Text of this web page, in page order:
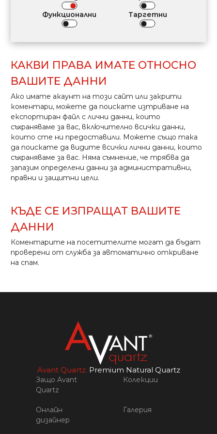
може да бъде променено. Администраторите на
уебсайтове също имат възможността да
КАКВИ ПРАВА ИМАТЕ ОТНОСНО
ВАШИТЕ ДАННИ
Ако имате акаунт на този сайт или закрити
коментари, можете да поискате изтриване на
експортиран файл с лични данни, които
съхраняваме за вас, включително всички данни,
които сте ни предоставили. Можете също така
да поискате да видите всички лични данни, които
съхраняваме за вас. Няма съмнение, че трябва да
запазим определени данни за административни,
правни и защитни цели.
КЪДЕ СЕ ИЗПРАЩАТ ВАШИТЕ
ДАННИ
Коментарите на посетителите могат да бъдат
проверени от служба за автоматично откриване
на спам.
Avant Quartz. Premium Natural Quartz
Защо Avant
Quartz
Колекции
Онлайн
дизайнер
Галерия
Функционални Таргетни